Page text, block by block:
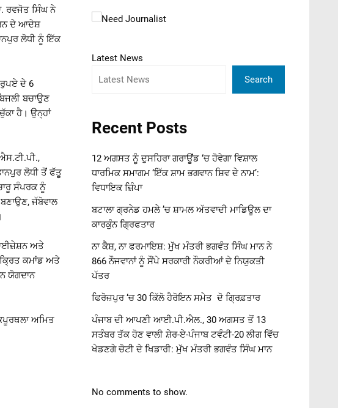
ਰਵਜੋਤ ਸਿੰਘ ਨੇ
ਦੇ ਆਦੇਸ਼
ਲੋਧੀ ਨੂੰ ਇੱਕ
ਦੇ 6
ਬਚਾਉਣ
ਹੈ। ਉਨ੍ਹਾਂ
ਲੋਧੀ ਤੋਂ ਫੱਤੂ
ਸੰਪਰਕ ਨੂੰ
ਜੱਬੋਵਾਲ
ਅਤੇ
ਕਮਾਂਡ ਅਤੇ
ਯੋਗਦਾਨ
ਅਮਿਤ
Latest News
Search
Recent Posts
12 ਅਗਸਤ ਨੂੰ ਦੁਸਹਿਰਾ ਗਰਾਊਂਡ ‘ਚ ਹੋਵੇਗਾ ਵਿਸ਼ਾਲ
ਧਾਰਮਿਕ ਸਮਾਗਮ ‘ਇੱਕ ਸ਼ਾਮ ਭਗਵਾਨ ਸ਼ਿਵ ਦੇ ਨਾਮ’:
ਵਿਧਾਇਕ ਜ਼ਿੰਪਾ
ਬਟਾਲਾ ਗ੍ਰਨੇਡ ਹਮਲੇ ’ਚ ਸ਼ਾਮਲ ਅੱਤਵਾਦੀ ਮਾਡਿਊਲ ਦਾ
ਕਾਰਕੁੰਨ ਗ੍ਰਿਫਤਾਰ
ਨਾ ਕੈਸ਼, ਨਾ ਫਰਮਾਇਸ਼: ਮੁੱਖ ਮੰਤਰੀ ਭਗਵੰਤ ਸਿੰਘ ਮਾਨ ਨੇ
866 ਨੌਜਵਾਨਾਂ ਨੂੰ ਸੌਂਪੇ ਸਰਕਾਰੀ ਨੌਕਰੀਆਂ ਦੇ ਨਿਯੁਕਤੀ
ਪੱਤਰ
ਫਿਰੋਜ਼ਪੁਰ ‘ਚ 30 ਕਿੱਲੋ ਹੈਰੋਇਨ ਸਮੇਤ ਦੋ ਗ੍ਰਿਫ਼ਤਾਰ
ਪੰਜਾਬ ਦੀ ਆਪਣੀ ਆਈ.ਪੀ.ਐਲ., 30 ਅਗਸਤ ਤੋਂ 13
ਸਤੰਬਰ ਤੱਕ ਹੋਣ ਵਾਲੀ ਸ਼ੇਰ-ਏ-ਪੰਜਾਬ ਟਵੰਟੀ-20 ਲੀਗ ਵਿੱਚ
ਖੇਡਣਗੇ ਚੋਟੀ ਦੇ ਖਿਡਾਰੀ: ਮੁੱਖ ਮੰਤਰੀ ਭਗਵੰਤ ਸਿੰਘ ਮਾਨ
No comments to show.